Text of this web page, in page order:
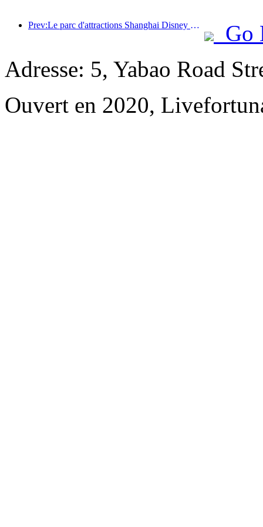
Prev:Le parc d'attractions Shanghai Disney Resort célèbre son 10e anniversaire et a accueilli à ce jour plus de 100 millions de visiteurs.
Go
Adresse: 5, Yabao Road
Ouvert en 2020,